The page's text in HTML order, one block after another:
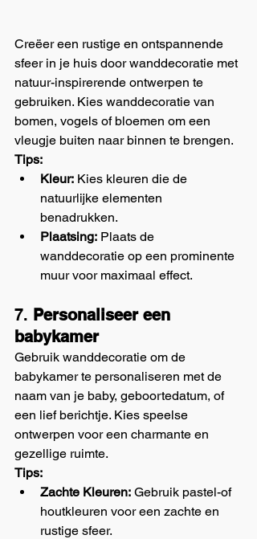
Creëer een rustige en ontspannende
sfeer in je huis door wanddecoratie met
natuur-inspirerende ontwerpen te
gebruiken. Kies wanddecoratie van
bomen, vogels of bloemen om een
vleugje buiten naar binnen te brengen.
Tips:
Kleur: Kies kleuren die de
natuurlijke elementen
benadrukken.
Plaatsing: Plaats de
wanddecoratie op een prominente
muur voor maximaal effect.
7. Personaliseer een
babykamer
Gebruik wanddecoratie om de
babykamer te personaliseren met de
naam van je baby, geboortedatum, of
een lief berichtje. Kies speelse
ontwerpen voor een charmante en
gezellige ruimte.
Tips:
Zachte Kleuren: Gebruik pastel-of
houtkleuren voor een zachte en
rustige sfeer.